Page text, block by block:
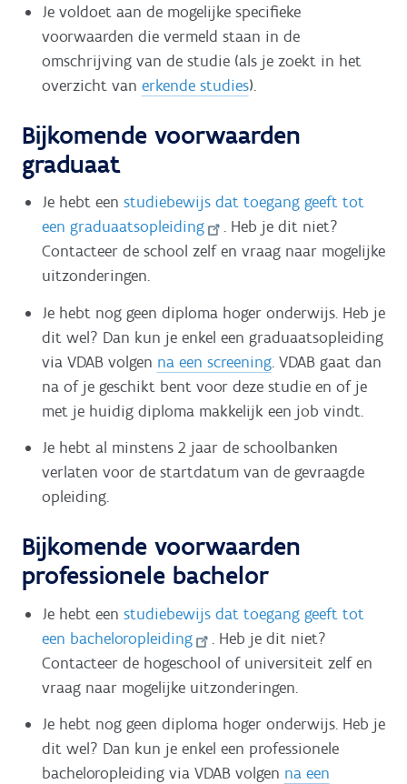
Je voldoet aan de mogelijke specifieke
voorwaarden die vermeld staan in de
omschrijving van de studie (als je zoekt in het
overzicht van erkende studies).
Bijkomende voorwaarden
graduaat
Je hebt een studiebewijs dat toegang geeft tot
een graduaatsopleiding
. Heb je dit niet?
Contacteer de school zelf en vraag naar mogelijke
uitzonderingen.
Je hebt nog geen diploma hoger onderwijs. Heb je
dit wel? Dan kun je enkel een graduaatsopleiding
via VDAB volgen na een screening. VDAB gaat dan
na of je geschikt bent voor deze studie en of je
met je huidig diploma makkelijk een job vindt.
Je hebt al minstens 2 jaar de schoolbanken
verlaten voor de startdatum van de gevraagde
opleiding.
Bijkomende voorwaarden
professionele bachelor
Je hebt een studiebewijs dat toegang geeft tot
een bacheloropleiding
. Heb je dit niet?
Contacteer de hogeschool of universiteit zelf en
vraag naar mogelijke uitzonderingen.
Je hebt nog geen diploma hoger onderwijs. Heb je
dit wel? Dan kun je enkel een professionele
bacheloropleiding via VDAB volgen na een